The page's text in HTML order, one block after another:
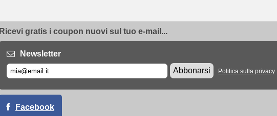
Ricevi gratis i coupon nuovi sul tuo e-mail...
Newsletter
Abbonarsi
Politica sulla privacy
Facebook